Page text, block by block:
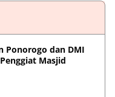
Ponorogo dan DMI
Masjid